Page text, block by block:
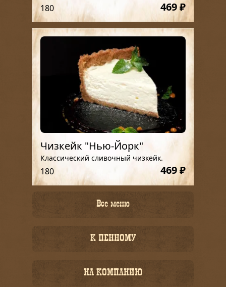
180 469 ₽
Чизкейк "Нью-Йорк"
Классический сливочный чизкейк.
180 469 ₽
Все меню
К ПЕННОМУ
НА КОМПАНИЮ